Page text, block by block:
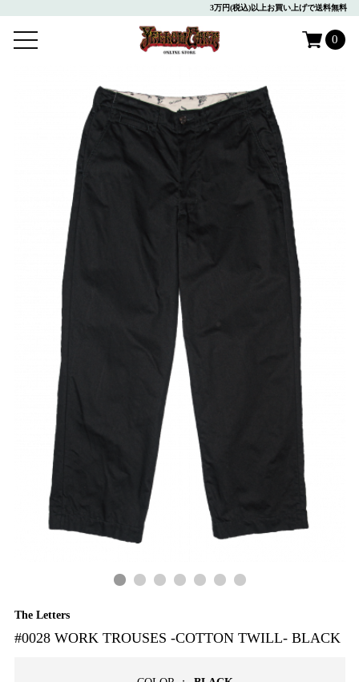
3万円(税込)以上お買い上げで送料無料
0
The Letters
#0028 WORK TROUSES -COTTON TWILL- BLACK